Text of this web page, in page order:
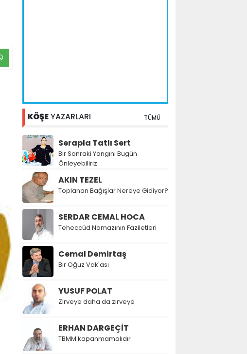
KÖŞEYAZARLARI TÜMÜ
Serapla Tatlı Sert
Bir Sonraki Yangını Bugün
Önleyebiliriz
AKIN TEZEL
Toplanan Bağışlar Nereye Gidiyor?
SERDAR CEMAL HOCA
Teheccüd Namazının Faziletleri
Cemal Demirtaş
Bir Oğuz Vak'ası
YUSUF POLAT
Zirveye daha da zirveye
ERHAN DARGEÇİT
TBMM kapanmamalıdır